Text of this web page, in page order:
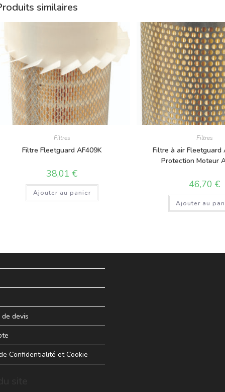
similaires
Filtres
Filtre Fleetguard AF409K
38,01€
Ajouter au panier
Filtres
Filtre à air Fleetguard
Protection Moteur
46,70€
Ajouter au
devis
Confidentialité et Cookie